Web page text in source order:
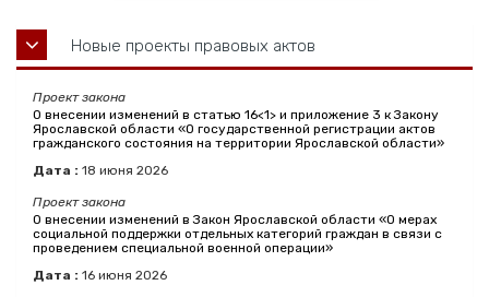
Новые проекты правовых актов
Проект закона
О внесении изменений в статью 16<1> и приложение 3 к Закону
Ярославской области «О государственной регистрации актов
гражданского состояния на территории Ярославской области»
Дата : 18 июня 2026
Проект закона
О внесении изменений в Закон Ярославской области «О мерах
социальной поддержки отдельных категорий граждан в связи с
проведением специальной военной операции»
Дата : 16 июня 2026